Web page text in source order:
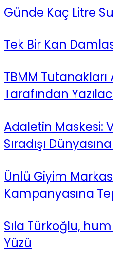
Günde Kaç Litre
Tek Bir Kan
TBMM Tutanakları
Tarafından
Adaletin Maskesi:
Sıradışı
Ünlü Giyim
Kampanyasına
Sıla Türkoğlu,
Yüzü